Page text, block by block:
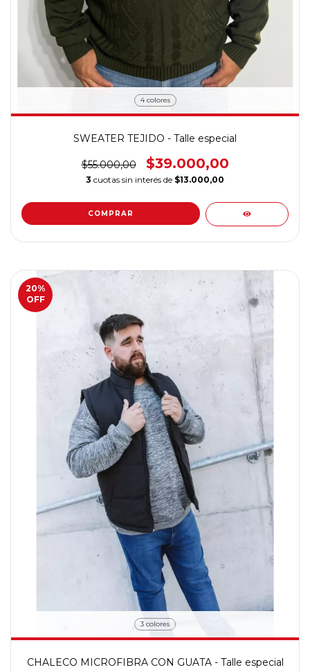
4 colores
SWEATER TEJIDO - Talle especial
$55.000,00 $39.000,00
3 cuotas sin interés de $13.000,00
COMPRAR
20%
OFF
3 colores
CHALECO MICROFIBRA CON GUATA - Talle especial